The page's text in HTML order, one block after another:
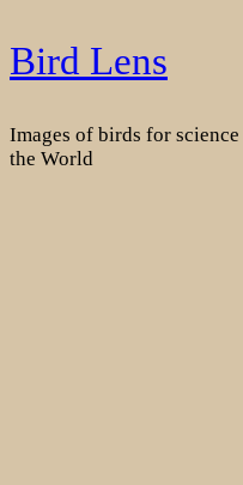
Skip
to
Bird Lens
Images of birds for
the World